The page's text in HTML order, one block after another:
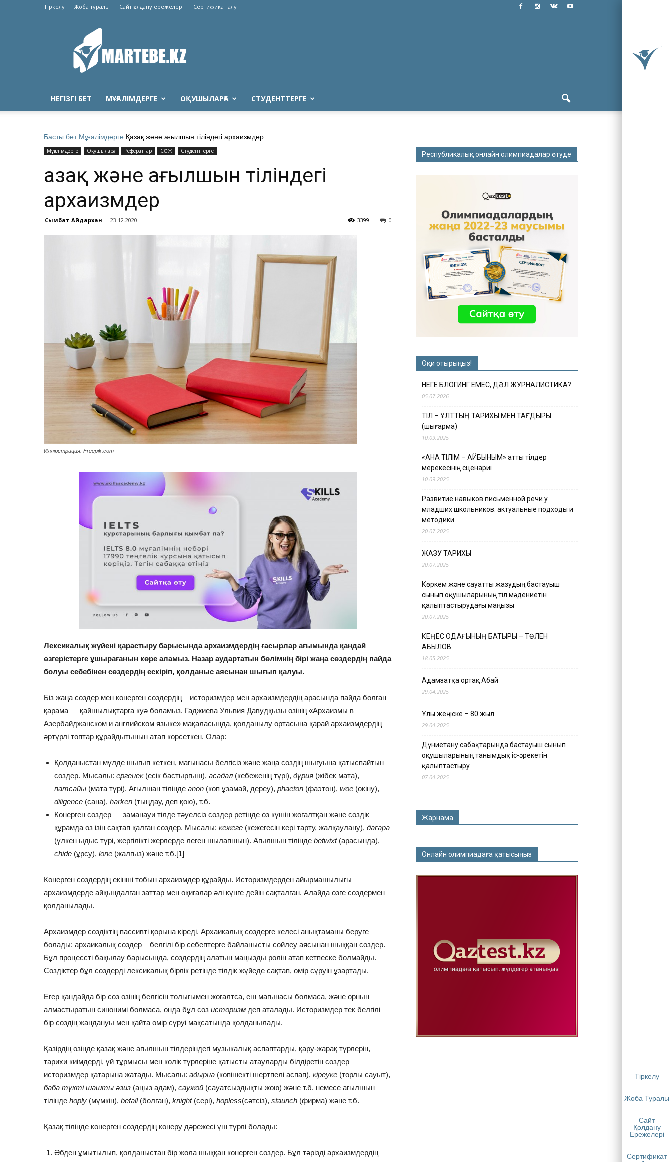
Тіркелу
Жоба Туралы
Сайт
Қолдану
Ережелері
Сертификат
Тіркелу Жоба туралы Сайт қолдану ережелері Сертификат алу
Martebe.kz
білім
сайты
НЕГІЗГІ БЕТ МҰҒАЛІМДЕРГЕ ОҚУШЫЛАРҒА СТУДЕНТТЕРГЕ
Басты бет Мұғалімдерге Қазақ және ағылшын тіліндегі архаизмдер
Мұғалімдерге Оқушыларға Рефераттар СӨЖ Студенттерге
Қазақ және ағылшын тіліндегі
архаизмдер
Сымбат Айдархан - 23.12.2020 0
3399
Иллюстрация: Freepik.com
Лексикалық жүйені қарастыру барысында архаизмдердің ғасырлар ағымында қандай
өзгерістерге ұшырағанын көре аламыз. Назар аудартатын бөлімнің бірі жаңа сөздердің пайда
болуы себебінен сөздердің ескіріп, қолданыс аясынан шығып қалуы.
Біз жаңа сөздер мен көнерген сөздердің – историзмдер мен архаизмдердің арасында пайда болған
қарама — қайшылықтарға куә боламыз. Гаджиева Ульвия Давудқызы өзінің «Архаизмы в
Азербайджанском и английском языке» мақаласында, қолданылу ортасына қарай архаизмдердің
әртүрлі топтар құрайдытынын атап көрсеткен. Олар:
Қолданыстан мүлде шығып кеткен, мағынасы белгісіз және жаңа сөздің шығуына қатыспайтын
сөздер. Мысалы: ергенек(есік бастырғыш), асадал (кебеженің түрі), дүрия (жібек мата),
патсайы (мата түрі). Ағылшан тілінде anon (көп ұзамай, дереу), phaeton (фаэтон), woe (өкіну),
diligence (сана), harken (тыңдау, деп қою), т.б.
Көнерген сөздер — заманауи тілде тәуелсіз сөздер ретінде өз күшін жоғалтқан және сөздік
құрамда өз ізін сақтап қалған сөздер. Мысалы: кежеге (кежегесін кері тарту, жалқаулану), дағара
(үлкен ыдыс түрі, жергілікті жерлерде леген шылапшын). Ағылшын тілінде betwixt(арасында),
chide (ұрсу), lone (жалғыз) және т.б.[1]
Көнерген сөздердің екінші тобын архаизмдер құрайды. Историзмдерден айырмашылығы
архаизмдерде айқындалған заттар мен оқиғалар әлі күнге дейін сақталған. Алайда өзге сөздермен
қолданылады.
Архаизмдер сөздіктің пассивті қорына кіреді. Архаикалық сөздерге келесі анықтаманы беруге
болады: архаикалық сөздер – белгілі бір себептерге байланысты сөйлеу аясынан шыққан сөздер.
Бұл процессті бақылау барысында, сөздердің алатын маңызды рөлін атап кетпеске болмайды.
Сөздіктер бұл сөздерді лексикалық бірлік ретінде тілдік жүйеде сақтап, өмір сүруін ұзартады.
Егер қандайда бір сөз өзінің белгісін толығымен жоғалтса, еш мағынасы болмаса, және орнын
алмастыратын синонимі болмаса, онда бұл сөз историзм деп аталады. Историзмдер тек белгілі
бір сөздің жандануы мен қайта өмір сүруі мақсатында қолданылады.
Қазірдің өзінде қазақ және ағылшын тілдеріндегі музыкалық аспаптарды, қару-жарақ түрлерін,
тарихи киімдерді, үй тұрмысы мен көлік түрлеріне қатысты атауларды білдіретін сөздер
историзмдер қатарына жатады. Мысалы: адырна (көпішекті шертпелі аспап), кіреуке (торлы сауыт),
баба түкті шашты әзиз (аңыз адам), саужой (сауатсыздықты жою) және т.б. немесе ағылшын
тілінде hoply (мүмкін), befall(болған), knight(сері), hopless(сәтсіз), staunch (фирма) және т.б.
Қазақ тілінде көнерген сөздердің көнеру дәрежесі үш түрлі болады:
Әбден ұмытылып, қолданыстан бір жола шыққан көнерген сөздер. Бұл тәрізді архаизмдердің
Республикалық онлайн олимпиадалар өтуде
Оқи отырыңыз!
НЕГЕ БЛОГИНГ ЕМЕС, ДӘЛ ЖУРНАЛИСТИКА?
05.07.2026
ТІЛ – ҰЛТТЫҢ ТАРИХЫ МЕН ТАҒДЫРЫ
(шығарма)
10.09.2025
«АНА ТІЛІМ – АЙБЫНЫМ» атты тілдер
мерекесінің сценариі
10.09.2025
Развитие навыков письменной речи у
младших школьников: актуальные подходы и
методики
20.07.2025
ЖАЗУ ТАРИХЫ
20.07.2025
Көркем және сауатты жазудың бастауыш
сынып оқушыларының тіл мәдениетін
қалыптастырудағы маңызы
20.07.2025
КЕҢЕС ОДАҒЫНЫҢ БАТЫРЫ – ТӨЛЕН
ҚАБЫЛОВ
18.05.2025
Адамзатқа ортақ Абай
29.04.2025
Ұлы жеңіске – 80 жыл
29.04.2025
Дүниетану сабақтарында бастауыш сынып
оқушыларының танымдық іс-әрекетін
қалыптастыру
07.04.2025
Жарнама
Онлайн олимпиадаға қатысыңыз